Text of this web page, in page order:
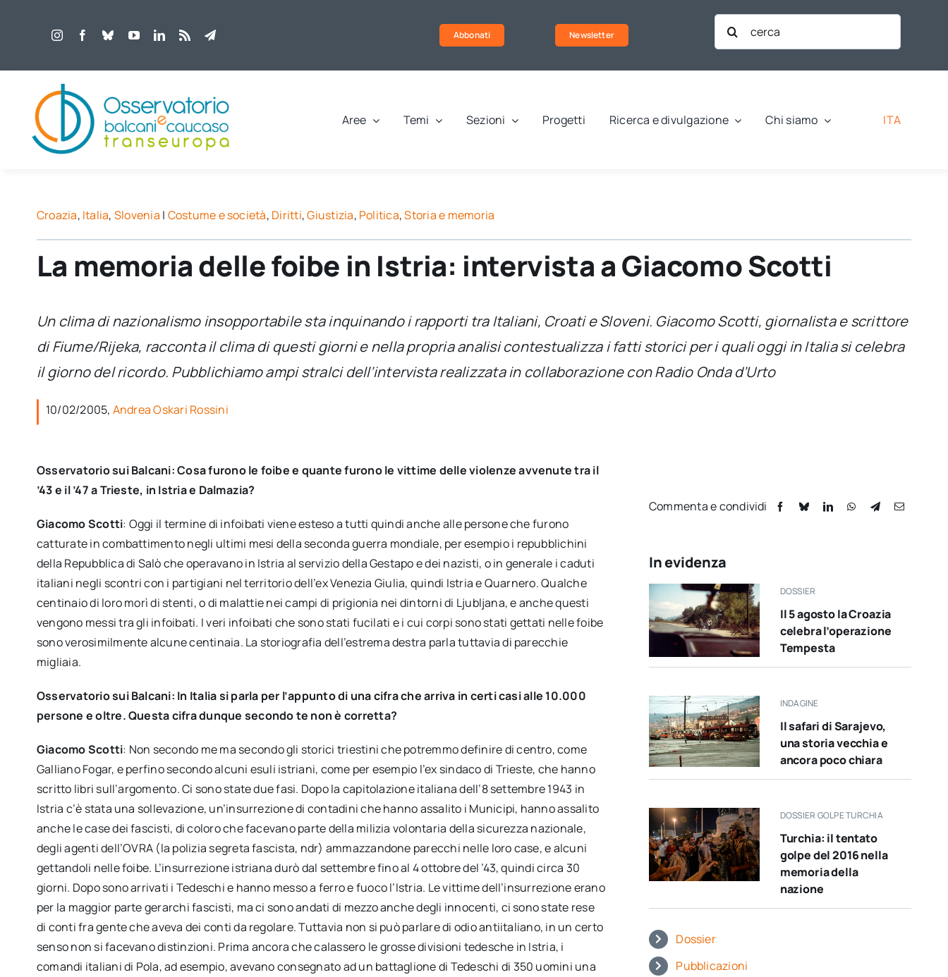
Abbonati Newsletter
Cerca
per:
Aree Temi Sezioni Progetti Ricerca e divulgazione Chi siamo ITA
Croazia, Italia, Slovenia | Costume e società, Diritti,Giustizia, Politica,Storia e memoria
La memoria delle foibe in Istria: intervista a Giacomo Scotti
Un clima di nazionalismo insopportabile sta inquinando i rapporti tra Italiani, Croati e Sloveni. Giacomo Scotti, giornalista e scrittore
di Fiume/Rijeka, racconta il clima di questi giorni e nella propria analisi contestualizza i fatti storici per i quali oggi in Italia si celebra
il giorno del ricordo. Pubblichiamo ampi stralci dell’intervista realizzata in collaborazione con Radio Onda d’Urto
10/02/2005, Andrea Oskari Rossini
Osservatorio sui Balcani: Cosa furono le foibe e quante furono le vittime delle violenze avvenute tra il
’43 e il ’47 a Trieste, in Istria e Dalmazia?
Giacomo Scotti: Oggi il termine di infoibati viene esteso a tutti quindi anche alle persone che furono
catturate in combattimento negli ultimi mesi della seconda guerra mondiale, per esempio i repubblichini
della Repubblica di Salò che operavano in Istria al servizio della Gestapo e dei nazisti, o in generale i caduti
italiani negli scontri con i partigiani nel territorio dell’ex Venezia Giulia, quindi Istria e Quarnero. Qualche
centinaio di loro morì di stenti, o di malattie nei campi di prigionia nei dintorni di Ljubljana, e anche questi
vengono messi tra gli infoibati. I veri infoibati che sono stati fucilati e i cui corpi sono stati gettati nelle foibe
sono verosimilmente alcune centinaia. La storiografia dell’estrema destra parla tuttavia di parecchie
migliaia.
Osservatorio sui Balcani: In Italia si parla per l’appunto di una cifra che arriva in certi casi alle 10.000
persone e oltre. Questa cifra dunque secondo te non è corretta?
Giacomo Scotti: Non secondo me ma secondo gli storici triestini che potremmo definire di centro, come
Galliano Fogar, e perfino secondo alcuni esuli istriani, come per esempio l’ex sindaco di Trieste, che hanno
scritto libri sull’argomento. Ci sono state due fasi. Dopo la capitolazione italiana dell’8 settembre 1943 in
Istria c’è stata una sollevazione, un’insurrezione di contadini che hanno assalito i Municipi, hanno assalito
anche le case dei fascisti, di coloro che facevano parte della milizia volontaria della sicurezza nazionale,
degli agenti dell’OVRA (la polizia segreta fascista, ndr) ammazzandone parecchi nelle loro case, e alcuni
gettandoli nelle foibe. L’insurrezione istriana durò dal settembre fino al 4 ottobre del ’43, quindi circa 30
giorni. Dopo sono arrivati i Tedeschi e hanno messo a ferro e fuoco l’Istria. Le vittime dell’insurrezione erano
per la maggior parte gerarchi fascisti, ma ci sono andati di mezzo anche degli innocenti, ci sono state rese
di conti fra gente che aveva dei conti da regolare. Tuttavia non si può parlare di odio antiitaliano, in un certo
senso non si facevano distinzioni. Prima ancora che calassero le grosse divisioni tedesche in Istria, i
comandi italiani di Pola, ad esempio, avevano consegnato ad un battaglione di Tedeschi di 350 uomini una
Commenta e condividi
In evidenza
DOSSIER
Il 5 agosto la Croazia
celebra l’operazione
Tempesta
INDAGINE
Il safari di Sarajevo,
una storia vecchia e
ancora poco chiara
DOSSIER GOLPE TURCHIA
Turchia: il tentato
golpe del 2016 nella
memoria della
nazione
Dossier
Pubblicazioni